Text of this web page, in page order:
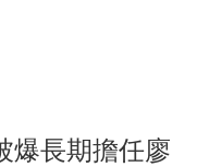
爆長期擔任廖